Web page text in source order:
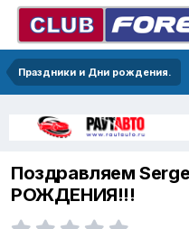
Праздники и Дни рождения.
Поздравляем
РОЖДЕНИЯ!!!